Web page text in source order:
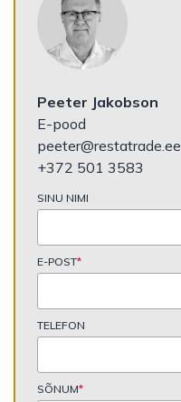
Peeter Jakobson
E-pood
peeter@restatrade.ee
+372 501 3583
SINU NIMI
E-POST*
TELEFON
SÕNUM*